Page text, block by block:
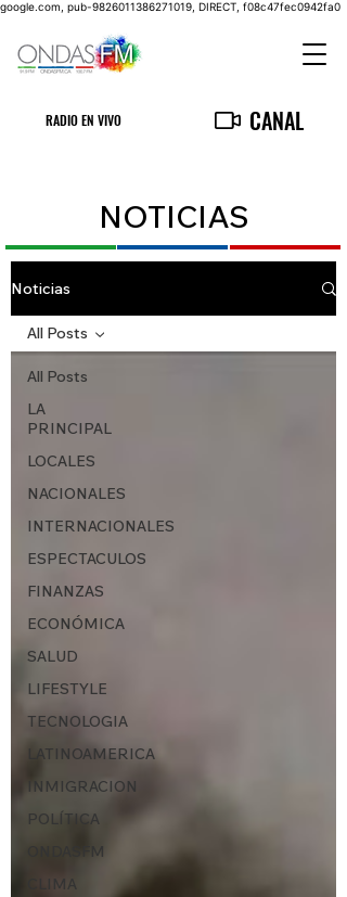
google.com, pub-9826011386271019, DIRECT, f08c47fec0942fa0
RADIO EN VIVO CANAL
NOTICIAS
Noticias
All Posts
LA
PRINCIPAL
LOCALES
NACIONALES
INTERNACIONALES
ESPECTACULOS
FINANZAS
ECONÓMICA
SALUD
LIFESTYLE
TECNOLOGIA
LATINOAMERICA
INMIGRACION
POLÍTICA
ONDASFM
CLIMA
All Posts